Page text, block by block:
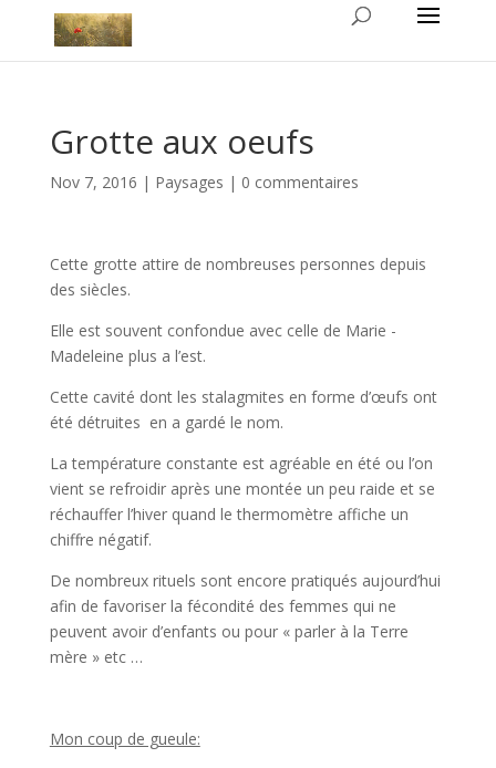
Grotte aux oeufs
Nov 7, 2016 | Paysages | 0 commentaires
Cette grotte attire de nombreuses personnes depuis
des siècles.
Elle est souvent confondue avec celle de Marie -
Madeleine plus a l’est.
Cette cavité dont les stalagmites en forme d’œufs ont
été détruites en a gardé le nom.
La température constante est agréable en été ou l’on
vient se refroidir après une montée un peu raide et se
réchauffer l’hiver quand le thermomètre affiche un
chiffre négatif.
De nombreux rituels sont encore pratiqués aujourd’hui
afin de favoriser la fécondité des femmes qui ne
peuvent avoir d’enfants ou pour « parler à la Terre
mère » etc …
Mon coup de gueule: